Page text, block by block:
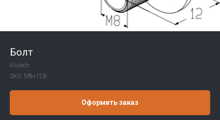
Болт
Alutech
SKU: M8×12B
Оформить заказ